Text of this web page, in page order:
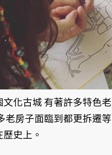
文化古城 有著許多特色
老房子面臨到都更拆遷
史上。